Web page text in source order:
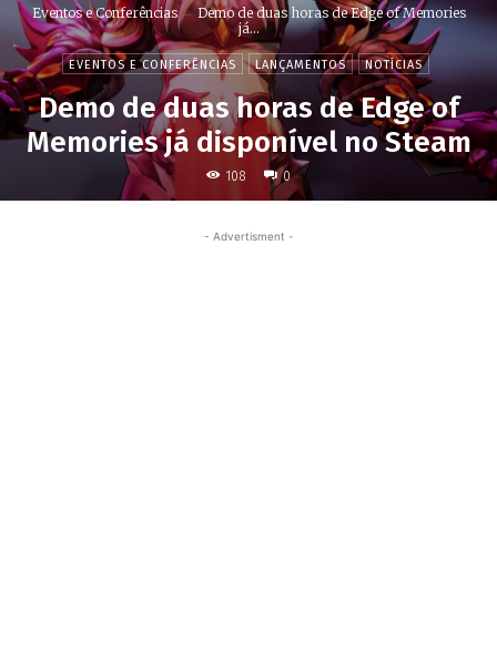
Eventos e Conferências
Demo de duas horas de Edge of Memories
já...
EVENTOS E CONFERÊNCIAS LANÇAMENTOS NOTÍCIAS
Demo de duas horas de Edge of
Memories já disponível no Steam
108 0
- Advertisment -